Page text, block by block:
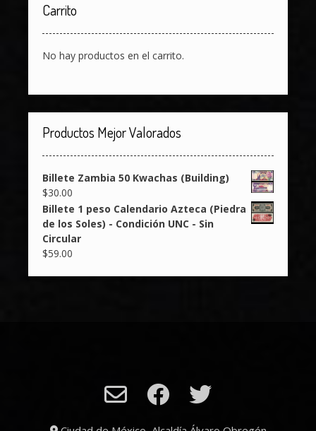
Carrito
No hay productos en el carrito.
Productos Mejor Valorados
Billete Zambia 50 Kwachas (Building)
$30.00
Billete 1 peso Calendario Azteca (Piedra
de los Soles) - Condición UNC - Sin
Circular
$59.00